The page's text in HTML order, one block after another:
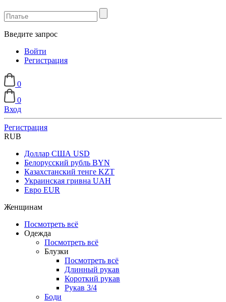
Введите запрос
Войти
Регистрация
0
0
Вход
Регистрация
RUB
Доллар США USD
Белорусский рубль BYN
Казахстанский тенге KZT
Украинская гривна UAH
Евро EUR
Женщинам
Посмотреть всё
Одежда
Посмотреть всё
Блузки
Посмотреть всё
Длинный рукав
Короткий рукав
Рукав 3/4
Боди